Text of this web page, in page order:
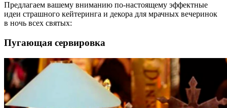
Предлагаем вашему вниманию по-настоящему эффектные
идеи страшного кейтеринга и декора для мрачных вечеринок
в ночь всех святых:
Пугающая сервировка